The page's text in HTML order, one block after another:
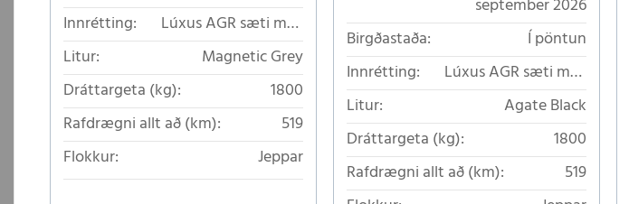
Innrétting:
Lúxus AGR sæti með
leðuráklæði að hluta
Litur:
Magnetic Grey
Dráttargeta (kg):
1800
Rafdrægni allt að (km):
519
Flokkur:
Jeppar
september 2026
Birgðastaða:
Í pöntun
Innrétting:
Lúxus AGR sæti með
leðuráklæði að hluta
Litur:
Agate Black
Dráttargeta (kg):
1800
Rafdrægni allt að (km):
519